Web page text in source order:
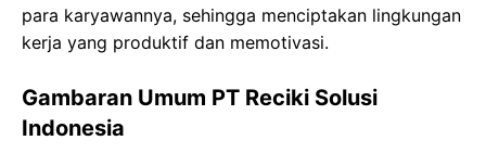
para karyawannya, sehingga menciptakan lingkungan
kerja yang produktif dan memotivasi.
Gambaran Umum PT Reciki Solusi
Indonesia